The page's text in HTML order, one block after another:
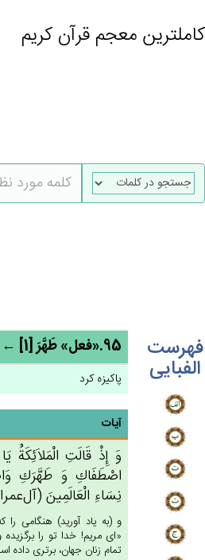
کاملترین معجم قرآن کریم
فهرست
الفبایی
95.«فعل» طَهَّرَ [1] ← طهر
پاکیزه کرد
آیات
وَ إِذْ قَالَت‌ِ الْمَلاَئِكَة‌ُ
اصْطَفَاك‌ِ وَ طَهَّرَك‌ِ
نِسَاءِ الْعَالَمِين‌َ (آل‌عمران:
و (به ياد آوريد) هنگامى را
«اى مريم! خدا تو را
تمام زنان جهان، برترى داده